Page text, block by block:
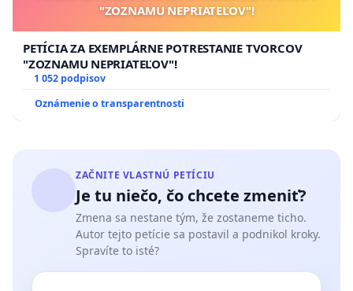
"ZOZNAMU NEPRIATEĽOV"!
PETÍCIA ZA EXEMPLÁRNE POTRESTANIE TVORCOV
"ZOZNAMU NEPRIATEĽOV"!
1 052 podpisov
Oznámenie o transparentnosti
ZAČNITE VLASTNÚ PETÍCIU
Je tu niečo, čo chcete zmeniť?
Zmena sa nestane tým, že zostaneme ticho.
Autor tejto petície sa postavil a podnikol kroky.
Spravíte to isté?